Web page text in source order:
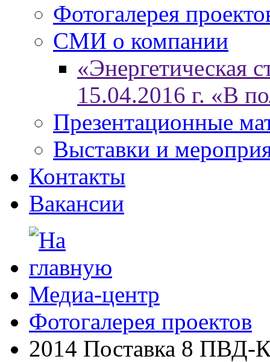
Фотогалерея
СМИ о компании
«Энергетическая
15.04.2016 г. «В
Презентационные
Выставки и
Контакты
Вакансии
Медиа-центр
Фотогалерея проектов
2014 Поставка 8 ПВД-